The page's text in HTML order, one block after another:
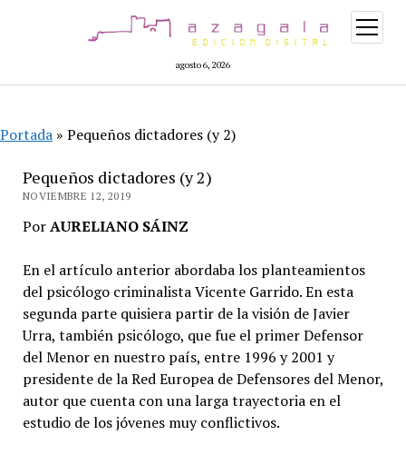
agosto 6, 2026
abrir
menú
Portada » Pequeños dictadores (y 2)
Pequeños dictadores (y 2)
NOVIEMBRE 12, 2019
PorAURELIANO SÁINZ
En el artículo anterior abordaba los planteamientos
del psicólogo criminalista Vicente Garrido. En esta
segunda parte quisiera partir de la visión de Javier
Urra, también psicólogo, que fue el primer Defensor
del Menor en nuestro país, entre 1996 y 2001 y
presidente de la Red Europea de Defensores del Menor,
autor que cuenta con una larga trayectoria en el
estudio de los jóvenes muy conflictivos.